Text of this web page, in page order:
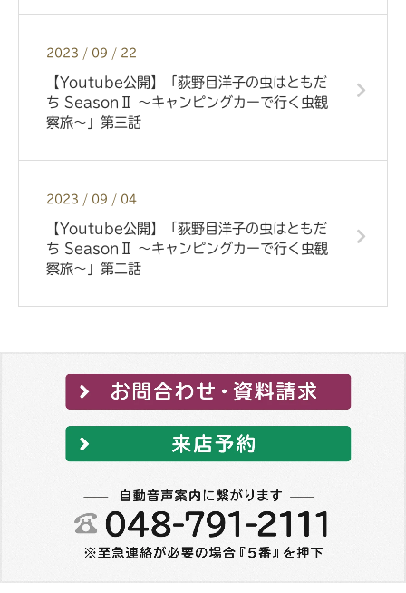
2023 / 09 / 22
【Youtube公開】「荻野目洋子の虫はともだ
ち SeasonⅡ ～キャンピングカーで行く虫観
察旅～」第三話
2023 / 09 / 04
【Youtube公開】「荻野目洋子の虫はともだ
ち SeasonⅡ ～キャンピングカーで行く虫観
察旅～」第二話